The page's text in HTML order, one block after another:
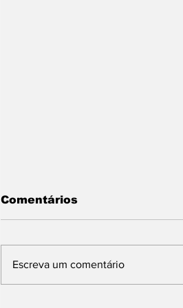
Comentários
Escreva um comentário